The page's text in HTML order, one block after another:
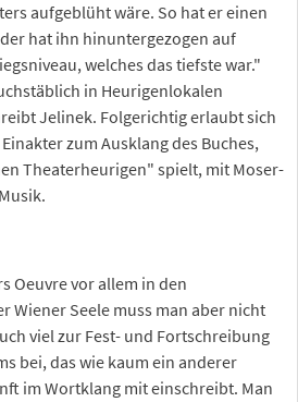
aufgeblüht wäre. So hat er einen
hat ihn hinuntergezogen auf
welches das tiefste war."
in Heurigenlokalen
Jelinek. Folgerichtig erlaubt sich
zum Ausklang des Buches,
Theaterheurigen" spielt, mit Moser-
Oeuvre vor allem in den
Wiener Seele muss man aber nicht
viel zur Fest- und Fortschreibung
bei, das wie kaum ein anderer
im Wortklang mit einschreibt. Man